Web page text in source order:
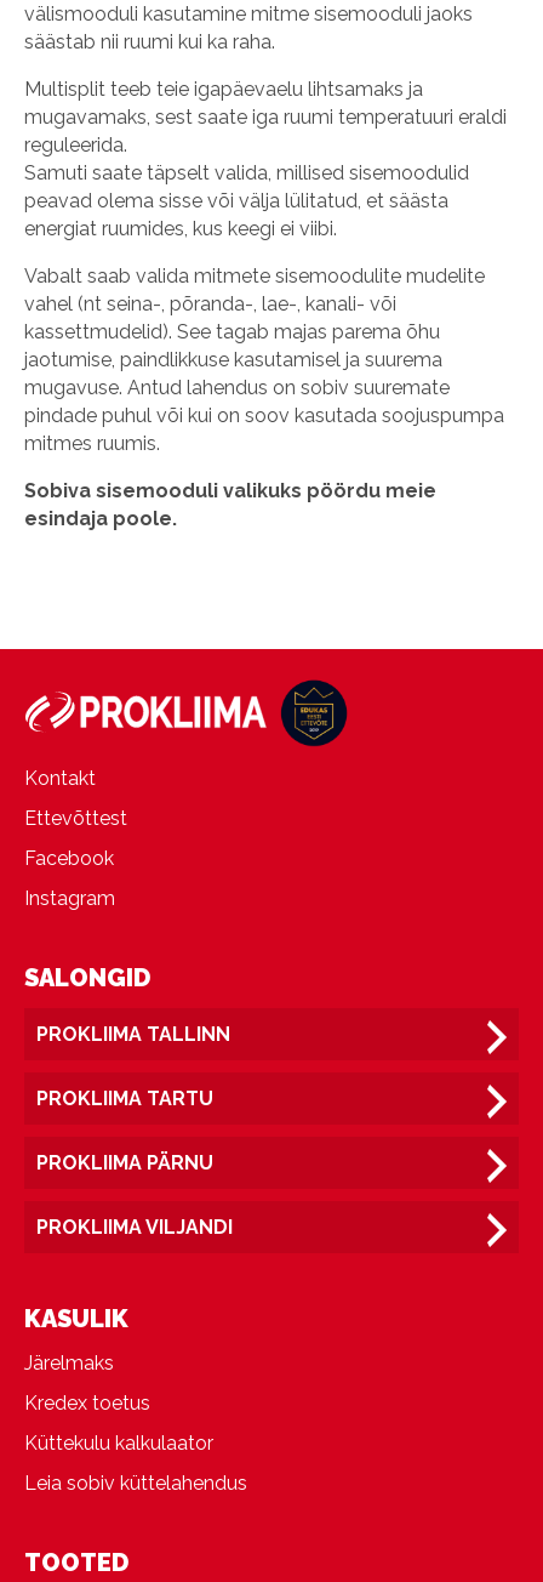
välismooduli kasutamine mitme sisemooduli jaoks
säästab nii ruumi kui ka raha.
Multisplit teeb teie igapäevaelu lihtsamaks ja
mugavamaks, sest saate iga ruumi temperatuuri eraldi
reguleerida.
Samuti saate täpselt valida, millised sisemoodulid
peavad olema sisse või välja lülitatud, et säästa
energiat ruumides, kus keegi ei viibi.
Vabalt saab valida mitmete sisemoodulite mudelite
vahel (nt seina-, põranda-, lae-, kanali- või
kassettmudelid). See tagab majas parema õhu
jaotumise, paindlikkuse kasutamisel ja suurema
mugavuse. Antud lahendus on sobiv suuremate
pindade puhul või kui on soov kasutada soojuspumpa
mitmes ruumis.
Sobiva sisemooduli valikuks pöördu meie
esindaja poole.
Kontakt
Ettevõttest
Facebook
Instagram
SALONGID
PROKLIIMA TALLINN
PROKLIIMA TARTU
PROKLIIMA PÄRNU
PROKLIIMA VILJANDI
KASULIK
Järelmaks
Kredex toetus
Küttekulu kalkulaator
Leia sobiv küttelahendus
TOOTED